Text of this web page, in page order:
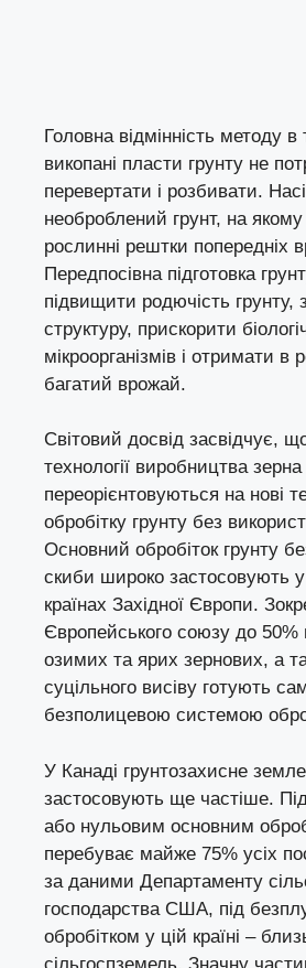
Головна відмінність методу
викопані пласти грунту не
перевертати і розбивати.
необроблений грунт, на
рослинні рештки попередніх
Передпосівна підготовка
підвищити родючість грунту,
структуру, прискорити
мікроорганізмів і отримати в
багатий врожай.
Світовий досвід засвідчує,
технології виробництва зерна
переорієнтовуються на нові
обробітку грунту без
Основний обробіток грунту
скиби широко застосовують
країнах Західної Європи.
Європейського союзу до 50%
озимих та ярих зернових, а
суцільного висіву готують
безполицевою системою
У Канаді грунтозахисне
застосовують ще частіше.
або нульовим основним
перебуває майже 75% усіх
за даними Департаменту
господарства США, під
обробітком у цій країні –
сільгоспземель. Значну